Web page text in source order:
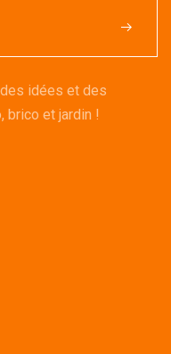
idées et des
brico et jardin !